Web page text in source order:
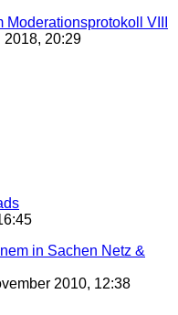
VIII
2018, 20:29
in Sachen Netz &
2010, 12:38